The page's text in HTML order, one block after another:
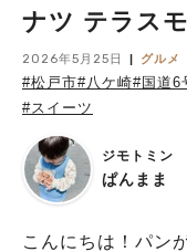
ナツ テラス
2026年5月25日 グルメ
#松戸市#八ケ崎#国道6
#スイーツ
ジモトミン
ぱんまま
こんにちは！パン